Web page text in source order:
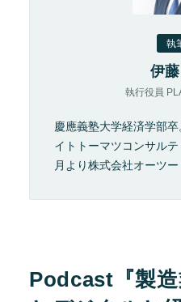
執
伊
執行役員
慶應義塾大学経済学部
イトトーマツコンサル
月より株式会社オーツ
Podcast『製